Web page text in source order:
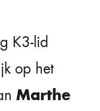
K3-lid
op het
Marthe